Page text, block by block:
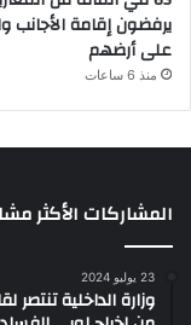
يرفضون إقامة الأجانب
على أرضهم
منذ 6 ساعات
المشاركات الأكثر
23 يوليو 2024
وزارة الداخلية